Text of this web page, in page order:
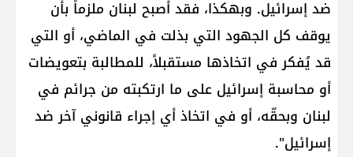
ضد إسرائيل. وبهكذا، فقد أصبح لبنان ملزماً بأن
يوقف كل الجهود التي بذلت في الماضي، أو التي
قد يُفكر في اتخاذها مستقبلاً، للمطالبة بتعويضات
أو محاسبة إسرائيل على ما ارتكبته من جرائم في
لبنان وبحقّه، أو في اتخاذ أي إجراء قانوني آخر ضد
إسرائيل".